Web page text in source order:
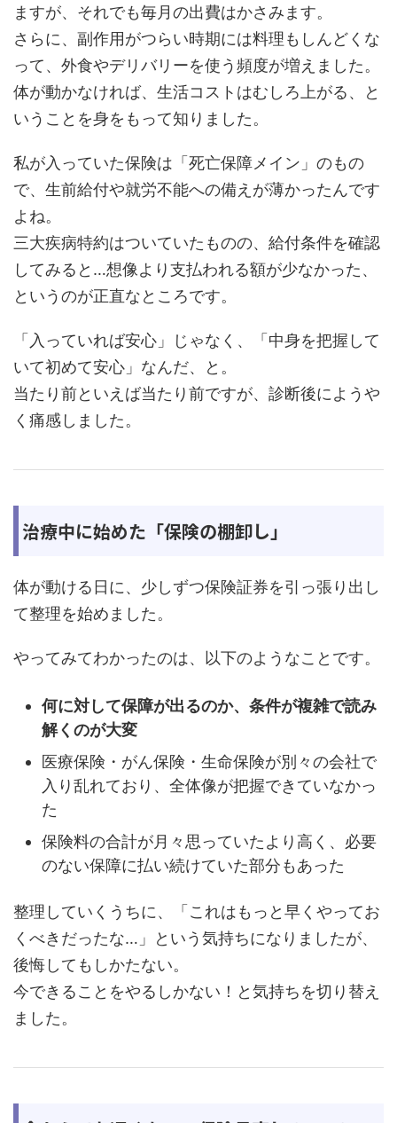
ますが、それでも毎月の出費はかさみます。
さらに、副作用がつらい時期には料理もしんどくな
って、外食やデリバリーを使う頻度が増えました。
体が動かなければ、生活コストはむしろ上がる、と
いうことを身をもって知りました。
私が入っていた保険は「死亡保障メイン」のもの
で、生前給付や就労不能への備えが薄かったんです
よね。
三大疾病特約はついていたものの、給付条件を確認
してみると…想像より支払われる額が少なかった、
というのが正直なところです。
「入っていれば安心」じゃなく、「中身を把握して
いて初めて安心」なんだ、と。
当たり前といえば当たり前ですが、診断後にようや
く痛感しました。
治療中に始めた「保険の棚卸し」
体が動ける日に、少しずつ保険証券を引っ張り出し
て整理を始めました。
やってみてわかったのは、以下のようなことです。
何に対して保障が出るのか、条件が複雑で読み
解くのが大変
医療保険・がん保険・生命保険が別々の会社で
入り乱れており、全体像が把握できていなかっ
た
保険料の合計が月々思っていたより高く、必要
のない保障に払い続けていた部分もあった
整理していくうちに、「これはもっと早くやってお
くべきだったな…」という気持ちになりましたが、
後悔してもしかたない。
今できることをやるしかない！と気持ちを切り替え
ました。